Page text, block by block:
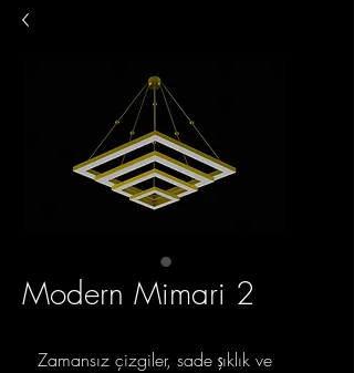
Modern Mimari 2
Zamansız çizgiler, sade şıklık ve